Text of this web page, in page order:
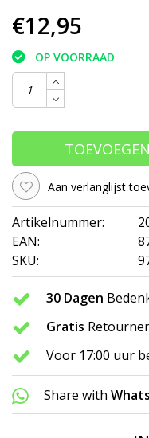
€12,95
OP VOORRAAD
Aan verlanglijst
Artikelnummer:
EAN:
SKU:
30 Dagen
Gratis
Voor 17:00 uur
Share with